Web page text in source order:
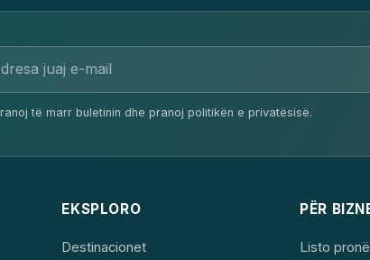
të marr buletinin dhe pranoj politikën e privatësisë.
EKSPLORO
Destinacionet
PËR
Listo